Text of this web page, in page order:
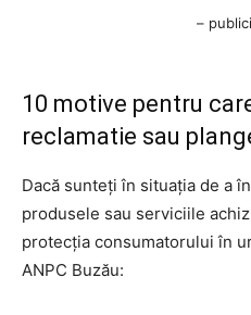
–
10 motive pentru
reclamatie sau
Dacă sunteți în situația de a
produsele sau serviciile
protecția consumatorului în
ANPC Buzău: